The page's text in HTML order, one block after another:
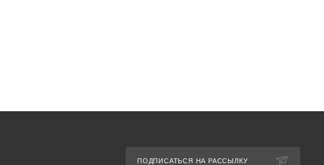
ПОДПИСАТЬСЯ НА РАССЫЛКУ